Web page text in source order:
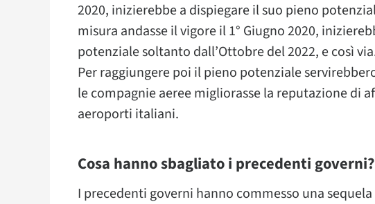
2020, inizierebbe a dispiegare il suo pieno
misura andasse il vigore il 1° Giugno 2020,
potenziale soltanto dall’Ottobre del 2022, e così
Per raggiungere poi il pieno potenziale
le compagnie aeree migliorasse la reputazione di
aeroporti italiani.
Cosa hanno sbagliato i precedenti governi?
I precedenti governi hanno commesso una